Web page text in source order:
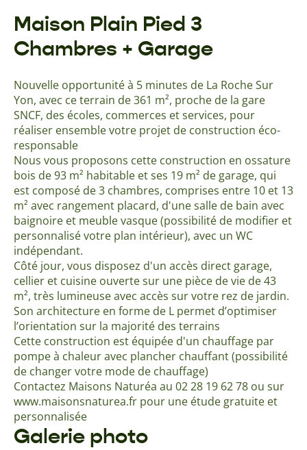
Maison Plain Pied 3
Chambres + Garage
Nouvelle opportunité à 5 minutes de La Roche Sur
Yon, avec ce terrain de 361 m², proche de la gare
SNCF, des écoles, commerces et services, pour
réaliser ensemble votre projet de construction éco-
responsable
Nous vous proposons cette construction en ossature
bois de 93 m² habitable et ses 19 m² de garage, qui
est composé de 3 chambres, comprises entre 10 et 13
m² avec rangement placard, d'une salle de bain avec
baignoire et meuble vasque (possibilité de modifier et
personnalisé votre plan intérieur), avec un WC
indépendant.
Côté jour, vous disposez d'un accès direct garage,
cellier et cuisine ouverte sur une pièce de vie de 43
m², très lumineuse avec accès sur votre rez de jardin.
Son architecture en forme de L permet d’optimiser
l’orientation sur la majorité des terrains
Cette construction est équipée d'un chauffage par
pompe à chaleur avec plancher chauffant (possibilité
de changer votre mode de chauffage)
Contactez Maisons Naturéa au 02 28 19 62 78 ou sur
www.maisonsnaturea.fr pour une étude gratuite et
personnalisée
Galerie photo